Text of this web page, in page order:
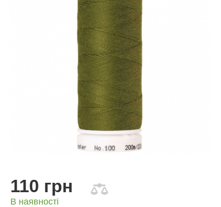
110 грн
В наявності